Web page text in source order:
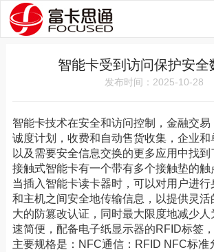
智能卡受到访问保护安全
发布时间：2025-10-28
智能卡技术在安全和访问控制，金融交易
诚度计划，收费和自动售货收集，企业和
以及需要安全信息交换的更多应用中找到
接触式智能卡有一个带有多个接触垫的触
当插入智能卡读卡器时，可以对用户进
和主机之间安全地传输信息，以提供灵活
大的防篡改认证，同时最大限度地减少
速简便，配备电子纸显示器的RFID标签，
主要规格是：NFC通信：RFID NFC标准